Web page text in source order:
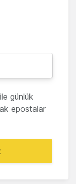
günlük
epostalar